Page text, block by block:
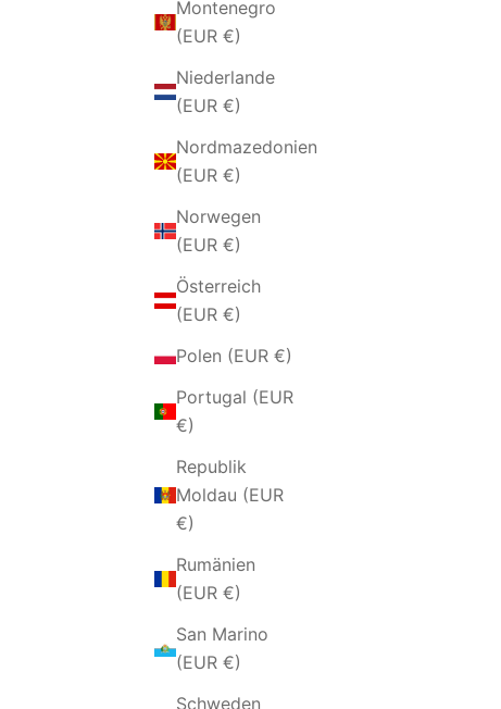
Montenegro
(EUR €)
Niederlande
(EUR €)
Nordmazedonien
(EUR €)
Norwegen
(EUR €)
Österreich
(EUR €)
Polen (EUR €)
Portugal (EUR
€)
Republik
Moldau (EUR
€)
Rumänien
(EUR €)
San Marino
(EUR €)
Schweden
GLÄNZENDES KUGELARMBAND
AUS SILBER UND RUTHENIUM
ANGEBOT
€84,00 EUR
SILBERNE BLUMEN-
TROPFENOHRRINGE